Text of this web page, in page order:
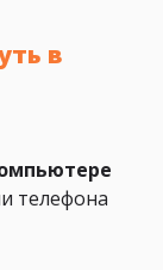
в
телефона